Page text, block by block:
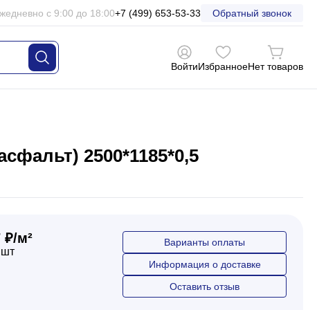
с 9:00 до 18:00+7 (499) 653-53-33 Обратный звонок
ВойтиИзбранноеНет товаров
2500*1185*0,5
₽/м²
шт
Варианты оплаты
Информация о доставке
Оставить отзыв